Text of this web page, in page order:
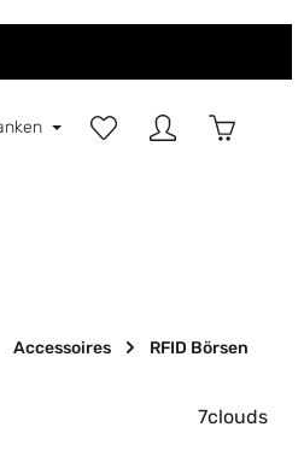
Du hast 0 Produkte auf
Accessoires RFID Börsen
7clouds